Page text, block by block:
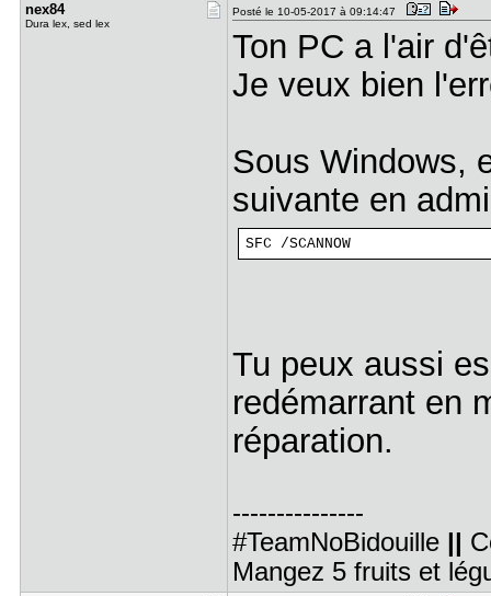
nex84
Dura lex, sed lex
Posté le 10-05-2017 à 09:14:47
Ton PC a l'air
Je veux bien
Sous Windows,
suivante en
SFC /SCANNOW
Tu peux aussi
redémarrant en
réparation.
---------------
#TeamNoBidouille ||
Mangez 5 fruits et